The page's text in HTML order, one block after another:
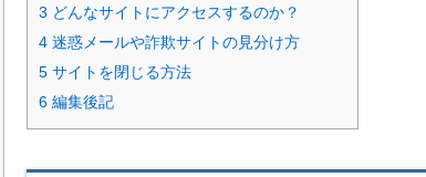
3 どんなサイトにアクセスするのか？
4 迷惑メールや詐欺サイトの見分け方
5 サイトを閉じる方法
6 編集後記